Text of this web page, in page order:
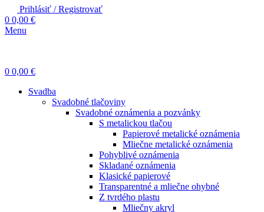
Prihlásiť / Registrovať
0 0,00 €
Menu
0 0,00 €
Svadba
Svadobné tlačoviny
Svadobné oznámenia a pozvánky
S metalickou tlačou
Papierové metalické oznámenia
Mliečne metalické oznámenia
Pohyblivé oznámenia
Skladané oznámenia
Klasické papierové
Transparentné a mliečne ohybné
Z tvrdého plastu
Mliečny akryl